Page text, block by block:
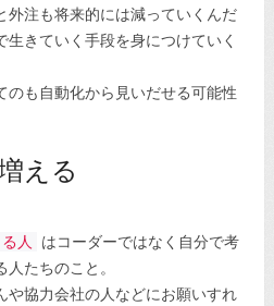
外注も将来的には減っていくんだ
きていく手段を身につけていく
のも自動化から見いだせる可能性
える
人
はコーダーではなく自分で考
たちのこと。
や協力会社の人などにお願いすれ